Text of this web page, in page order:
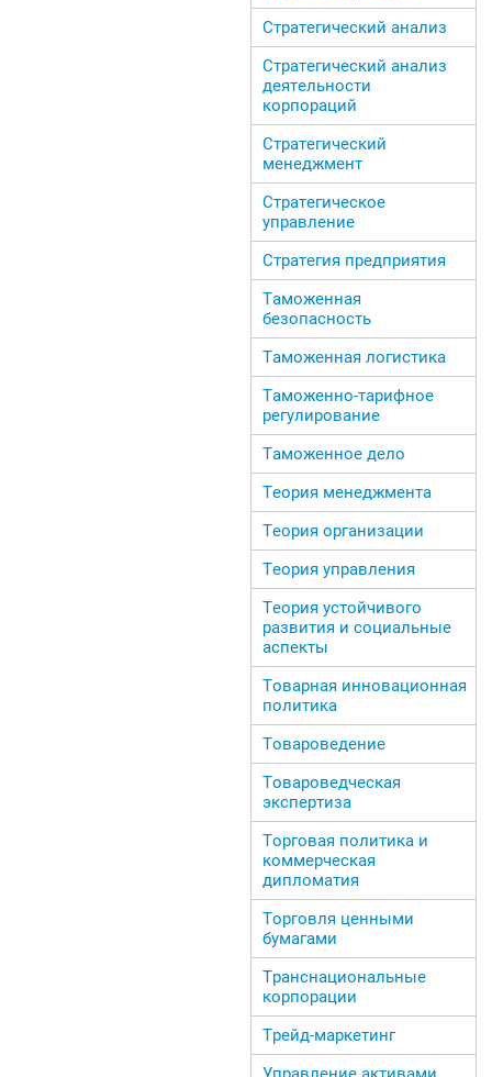
Стратегический анализ
Стратегический анализ
деятельности
корпораций
Стратегический
менеджмент
Стратегическое
управление
Стратегия предприятия
Таможенная
безопасность
Таможенная логистика
Таможенно-тарифное
регулирование
Таможенное дело
Теория менеджмента
Теория организации
Теория управления
Теория устойчивого
развития и социальные
аспекты
Товарная инновационная
политика
Товароведение
Товароведческая
экспертиза
Торговая политика и
коммерческая
дипломатия
Торговля ценными
бумагами
Транснациональные
корпорации
Трейд-маркетинг